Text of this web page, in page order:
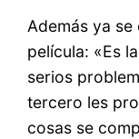
Además ya
película: «Es
serios
tercero les
cosas se